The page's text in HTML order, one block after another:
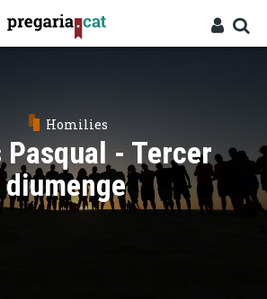
Homilies
Pasqual - Tercer
diumenge